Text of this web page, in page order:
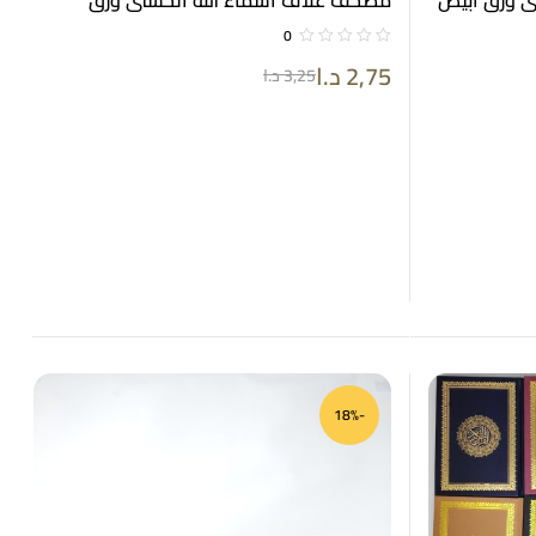
صوتي
كريمي فاخر لفظ الجلالة باللون الأحمر 14*20
0
3,25د.ا 2,75د.ا
-18%